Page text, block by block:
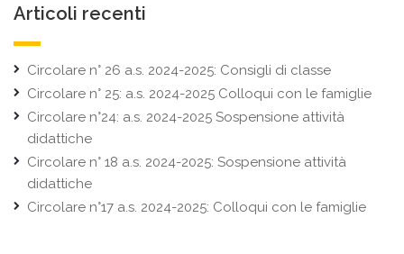
Articoli recenti
Circolare n° 26 a.s. 2024-2025: Consigli di classe
Circolare n° 25: a.s. 2024-2025 Colloqui con le famiglie
Circolare n°24: a.s. 2024-2025 Sospensione attività
didattiche
Circolare n° 18 a.s. 2024-2025: Sospensione attività
didattiche
Circolare n°17 a.s. 2024-2025: Colloqui con le famiglie